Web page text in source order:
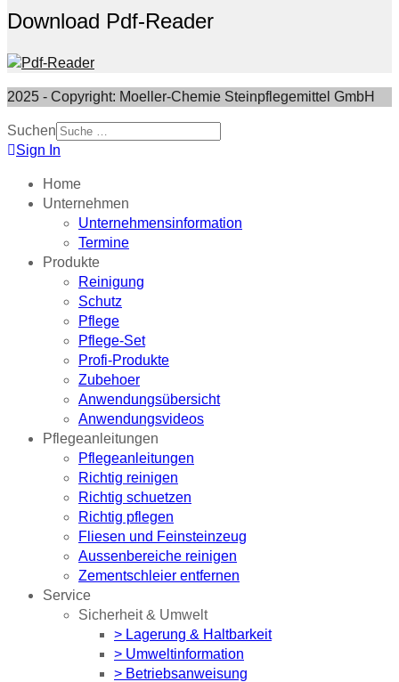
Download Pdf-Reader
2025 - Copyright: Moeller-Chemie Steinpflegemittel GmbH
Suchen
Sign In
Home
Unternehmen
Unternehmensinformation
Termine
Produkte
Reinigung
Schutz
Pflege
Pflege-Set
Profi-Produkte
Zubehoer
Anwendungsübersicht
Anwendungsvideos
Pflegeanleitungen
Pflegeanleitungen
Richtig reinigen
Richtig schuetzen
Richtig pflegen
Fliesen und Feinsteinzeug
Aussenbereiche reinigen
Zementschleier entfernen
Service
Sicherheit & Umwelt
> Lagerung & Haltbarkeit
> Umweltinformation
> Betriebsanweisung